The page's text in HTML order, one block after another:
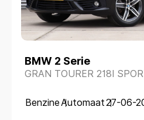
BMW 2 Serie
GRAN TOURER 218I
BenzineAutomaat27-06-